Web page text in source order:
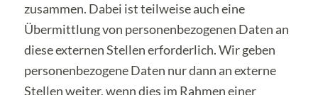
zusammen. Dabei ist teilweise auch eine
Übermittlung von personenbezogenen Daten an
diese externen Stellen erforderlich. Wir geben
personenbezogene Daten nur dann an externe
Stellen weiter, wenn dies im Rahmen einer